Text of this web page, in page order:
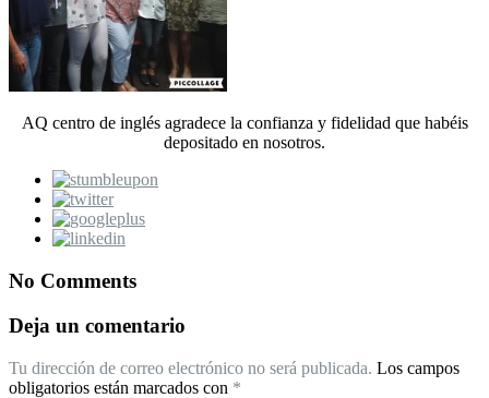
AQ centro de inglés agradece la confianza y fidelidad que habéis
depositado en nosotros.
No Comments
Deja un comentario
Tu dirección de correo electrónico no será publicada. Los campos
obligatorios están marcados con *